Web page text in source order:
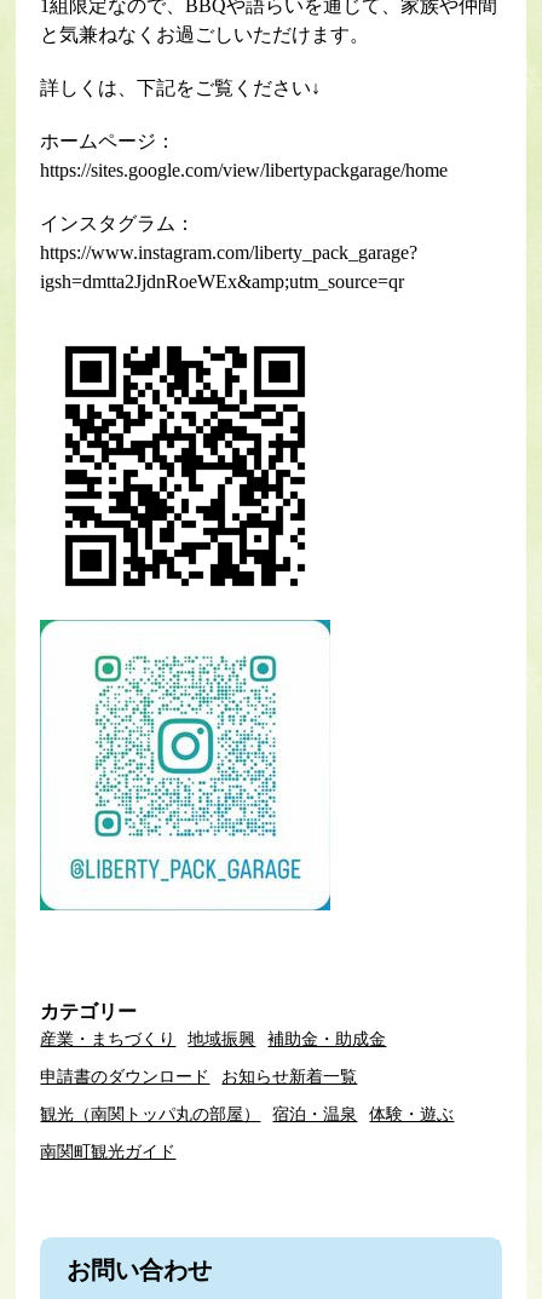
1組限定なので、BBQや語らいを通じて、家族や仲間
と気兼ねなくお過ごしいただけます。
詳しくは、下記をご覧ください↓
ホームページ：
https://sites.google.com/view/libertypackgarage/home
インスタグラム：
https://www.instagram.com/liberty_pack_garage?
igsh=dmtta2JjdnRoeWEx&amp;utm_source=qr
カテゴリー
産業・まちづくり 地域振興 補助金・助成金
申請書のダウンロード お知らせ新着一覧
観光（南関トッパ丸の部屋） 宿泊・温泉 体験・遊ぶ
南関町観光ガイド
お問い合わせ